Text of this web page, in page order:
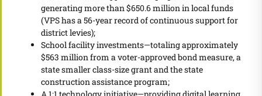
generating more than $650.6 million in local funds
(VPS has a 56-year record of continuous support for
district levies);
School facility investments—totaling approximately
$563 million from a voter-approved bond measure, a
state smaller class-size grant and the state
construction assistance program;